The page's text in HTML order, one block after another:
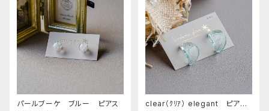
パールブーケ ブルー ピアス
clear（ｸﾘｱ） elegant ピア